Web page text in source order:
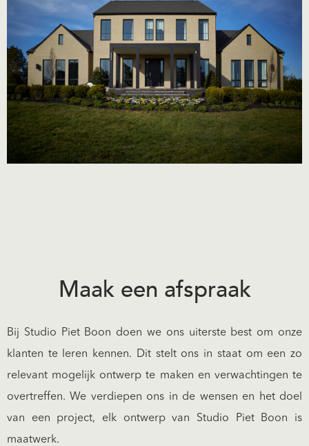
Maak een afspraak
Bij Studio Piet Boon doen we ons uiterste best om onze
klanten te leren kennen. Dit stelt ons in staat om een zo
relevant mogelijk ontwerp te maken en verwachtingen te
overtreffen. We verdiepen ons in de wensen en het doel
van een project, elk ontwerp van Studio Piet Boon is
maatwerk.